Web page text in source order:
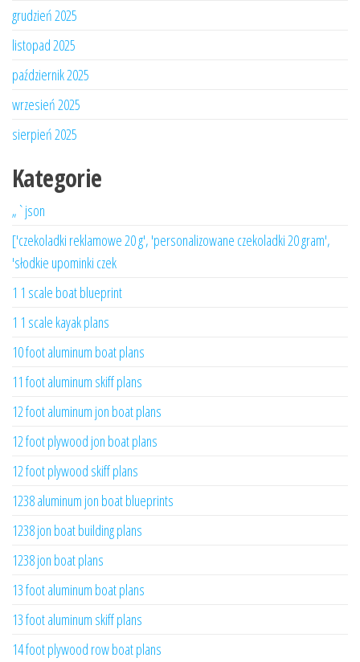
grudzień 2025
listopad 2025
październik 2025
wrzesień 2025
sierpień 2025
Kategorie
„`json
['czekoladki reklamowe 20 g', 'personalizowane czekoladki 20 gram',
'słodkie upominki czek
1 1 scale boat blueprint
1 1 scale kayak plans
10 foot aluminum boat plans
11 foot aluminum skiff plans
12 foot aluminum jon boat plans
12 foot plywood jon boat plans
12 foot plywood skiff plans
1238 aluminum jon boat blueprints
1238 jon boat building plans
1238 jon boat plans
13 foot aluminum boat plans
13 foot aluminum skiff plans
14 foot plywood row boat plans